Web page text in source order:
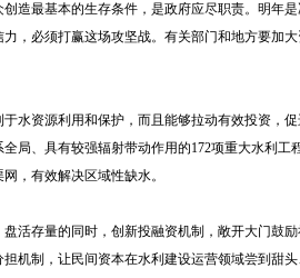
造最基本的生存条件，是政府应尽职责。明年
，必须打赢这场攻坚战。有关部门和地方要加
水资源利用和保护，而且能够拉动有效投资，
局、具有较强辐射带动作用的172项重大水利
，有效解决区域性缺水。
活存量的同时，创新投融资机制，敞开大门鼓
机制，让民间资本在水利建设运营领域尝到甜